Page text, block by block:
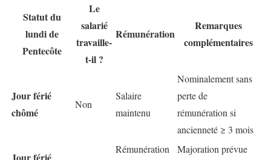
Statut du
lundi de
Pentecôte
Le
salarié
travaille-
t-il ?
Rémunération
Remarques
complémentaires
Jour férié
chômé
Non
Salaire
maintenu
Nominalement sans
perte de
rémunération si
ancienneté ≥ 3 mois
Rémunération
Majoration prévue